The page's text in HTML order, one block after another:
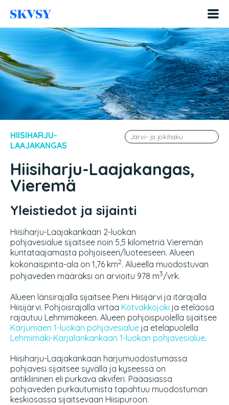
sisältöön
HIISIHARJU-
LAAJAKANGAS
Hiisiharju-Laajakangas,
Vieremä
Yleistiedot ja sijainti
Hiisiharju-Laajakankaan 2-luokan
pohjavesialue sijaitsee noin 5,5 kilometriä Vieremän
kuntataajamasta pohjoiseen/luoteeseen. Alueen
kokonaispinta-ala on 1,76 km2. Alueella muodostuvan
pohjaveden määräksi on arvioitu 978 m3/vrk.
Alueen länsirajalla sijaitsee Pieni Hiisijärvi ja itärajalla
Hiisijärvi. Pohjoisrajalla virtaa Kotvakkojoki ja eteläosa
rajautuu Lehmimäkeen. Alueen pohjoispuolella sijaitsee
Karjumäen 1-luokan pohjavesialue ja eteläpuolella
Lehmimäki-Karjalankankaan 1-luokan pohjavesialue.
Hiisiharju-Laajakankaan harjumuodostumassa
pohjavesi sijaitsee syvällä ja kyseessä on
antikliininen eli purkava akviferi. Pääasiassa
pohjaveden purkautumista tapahtuu muodostuman
keskiosassa sijaitsevaan Hiisipuroon.